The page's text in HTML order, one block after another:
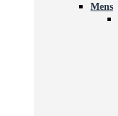
Mens